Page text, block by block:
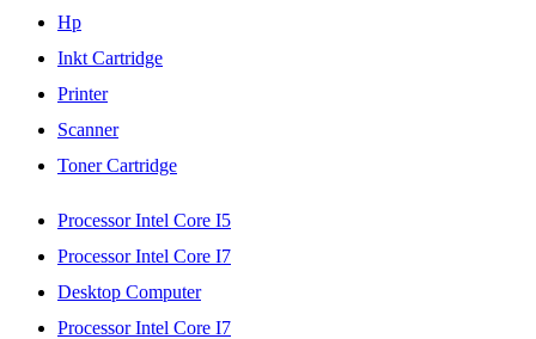
Hp
Inkt Cartridge
Printer
Scanner
Toner Cartridge
Processor Intel Core I5
Processor Intel Core I7
Desktop Computer
Processor Intel Core I7